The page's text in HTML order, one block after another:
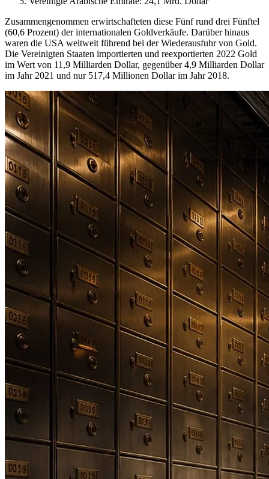
Zusammengenommen erwirtschafteten diese Fünf rund drei Fünftel
(60,6 Prozent) der internationalen Goldverkäufe. Darüber hinaus
waren die USA weltweit führend bei der Wiederausfuhr von Gold.
Die Vereinigten Staaten importierten und reexportierten 2022 Gold
im Wert von 11,9 Milliarden Dollar, gegenüber 4,9 Milliarden Dollar
im Jahr 2021 und nur 517,4 Millionen Dollar im Jahr 2018.